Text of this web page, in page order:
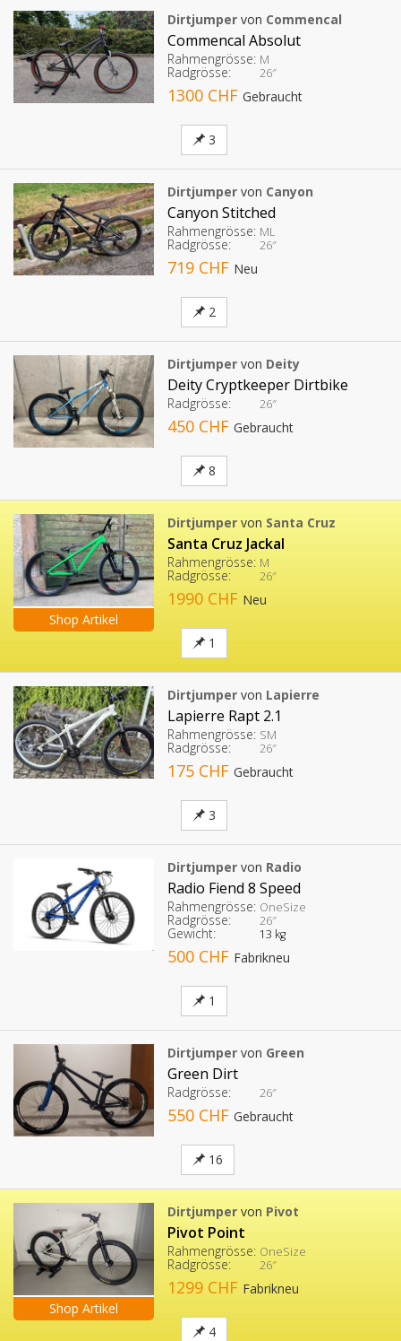
Dirtjumpervon Commencal
Commencal Absolut
Rahmengrösse: M
Radgrösse: 26″
1300 CHF Gebraucht
3
Dirtjumpervon Canyon
Canyon Stitched
Rahmengrösse: ML
Radgrösse: 26″
719 CHF Neu
2
Dirtjumpervon Deity
Deity Cryptkeeper Dirtbike
Radgrösse: 26″
450 CHF Gebraucht
8
Shop Artikel
Dirtjumpervon Santa Cruz
Santa Cruz Jackal
Rahmengrösse: M
Radgrösse: 26″
1990 CHF Neu
1
Dirtjumpervon Lapierre
Lapierre Rapt 2.1
Rahmengrösse: SM
Radgrösse: 26″
175 CHF Gebraucht
3
Dirtjumpervon Radio
Radio Fiend 8 Speed
Rahmengrösse: OneSize
Radgrösse: 26″
Gewicht: 13 kg
500 CHF Fabrikneu
1
Dirtjumpervon Green
Green Dirt
Radgrösse: 26″
550 CHF Gebraucht
16
Shop Artikel
Dirtjumpervon Pivot
Pivot Point
Rahmengrösse: OneSize
Radgrösse: 26″
1299 CHF Fabrikneu
4